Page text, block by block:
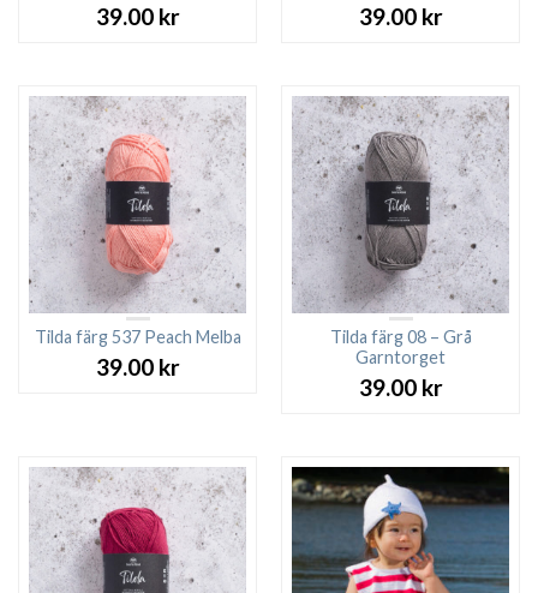
39.00 kr 39.00 kr
Tilda färg 537 Peach Melba
39.00 kr
Tilda färg 08 – Grå
Garntorget
39.00 kr